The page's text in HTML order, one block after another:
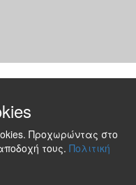
Προχωρώντας στο
τους. Πολιτική